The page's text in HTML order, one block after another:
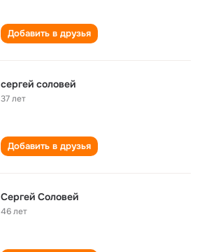
Добавить в друзья
сергей соловей
37 лет
Добавить в друзья
Сергей Соловей
46 лет